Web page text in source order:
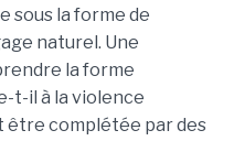
sous la forme de
naturel. Une
la forme
t-il à la violence
être complétée par des